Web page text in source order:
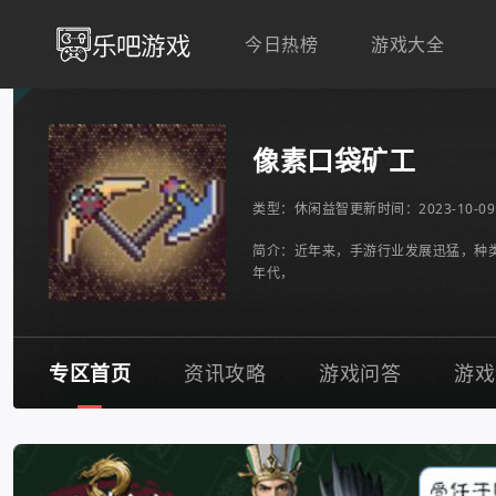
今日热榜 游戏大全
像素口袋矿工
类型： 休闲益智更新时间：2023-10-
简介：近年来，手游行业发展迅猛，
年代，
专区首页 资讯攻略 游戏问答 游